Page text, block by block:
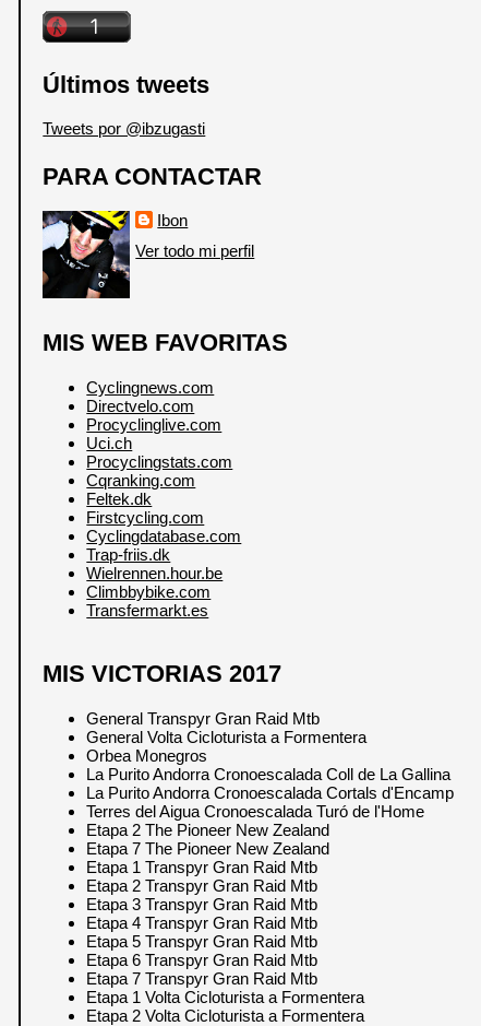
Últimos tweets
Tweets por @ibzugasti
PARA CONTACTAR
Ibon
Ver todo mi perfil
MIS WEB FAVORITAS
Cyclingnews.com
Directvelo.com
Procyclinglive.com
Uci.ch
Procyclingstats.com
Cqranking.com
Feltek.dk
Firstcycling.com
Cyclingdatabase.com
Trap-friis.dk
Wielrennen.hour.be
Climbbybike.com
Transfermarkt.es
MIS VICTORIAS 2017
General Transpyr Gran Raid Mtb
General Volta Cicloturista a Formentera
Orbea Monegros
La Purito Andorra Cronoescalada Coll de La Gallina
La Purito Andorra Cronoescalada Cortals d'Encamp
Terres del Aigua Cronoescalada Turó de l'Home
Etapa 2 The Pioneer New Zealand
Etapa 7 The Pioneer New Zealand
Etapa 1 Transpyr Gran Raid Mtb
Etapa 2 Transpyr Gran Raid Mtb
Etapa 3 Transpyr Gran Raid Mtb
Etapa 4 Transpyr Gran Raid Mtb
Etapa 5 Transpyr Gran Raid Mtb
Etapa 6 Transpyr Gran Raid Mtb
Etapa 7 Transpyr Gran Raid Mtb
Etapa 1 Volta Cicloturista a Formentera
Etapa 2 Volta Cicloturista a Formentera